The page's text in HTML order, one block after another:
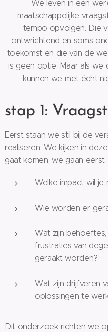
We leven in een
maatschappelijke
tempo opvolgen. Die
ontwrichtend en soms
toekomst en die van de
is geen optie. Maar als
kunnen we met écht
stap 1:
Eerst staan we stil bij de
realiseren. We kijken in
gaat komen, we gaan eerst
Welke impact wil je
Wie worden er
Wat zijn behoeftes,
frustraties van
geraakt worden?
Wat zijn drijfveren
oplossingen te
Dit onderzoek richten we